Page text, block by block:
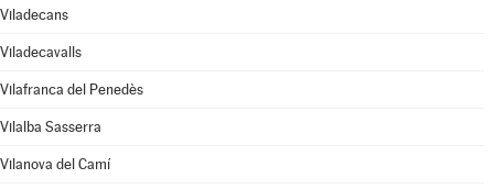
Viladecans
Viladecavalls
Vilafranca del Penedès
Vilalba Sasserra
Vilanova del Camí